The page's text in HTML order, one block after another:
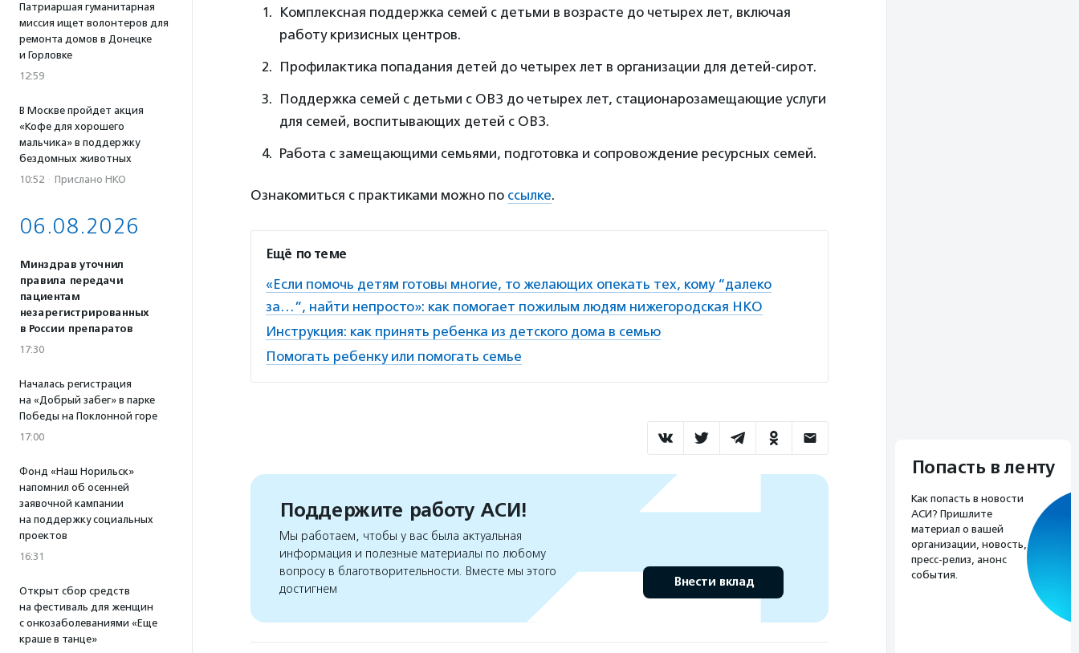
Патриаршая гуманитарная
миссия ищет волонтеров для
ремонта домов в Донецке
и Горловке
12:59
В Москве пройдет акция
«Кофе для хорошего
мальчика» в поддержку
бездомных животных
10:52 · Прислано НКО
06.08.2026
Минздрав уточнил
правила передачи
пациентам
незарегистрированных
в России препаратов
17:30
Началась регистрация
на «Добрый забег» в парке
Победы на Поклонной горе
17:00
Фонд «Наш Норильск»
напомнил об осенней
заявочной кампании
на поддержку социальных
проектов
16:31
Открыт сбор средств
на фестиваль для женщин
с онкозаболеваниями «Еще
краше в танце»
Комплексная поддержка семей с детьми в возрасте до четырех лет, включая
работу кризисных центров.
Профилактика попадания детей до четырех лет в организации для детей-сирот.
Поддержка семей с детьми с ОВЗ до четырех лет, стационарозамещающие услуги
для семей, воспитывающих детей с ОВЗ.
Работа с замещающими семьями, подготовка и сопровождение ресурсных семей.
Ознакомиться с практиками можно по ссылке.
Ещё по теме
«Если помочь детям готовы многие, то желающих опекать тех, кому “далеко
за…”, найти непросто»: как помогает пожилым людям нижегородская НКО
Инструкция: как принять ребенка из детского дома в семью
Помогать ребенку или помогать семье
Поддержите работу АСИ!
Мы работаем, чтобы у вас была актуальная
информация и полезные материалы по любому
вопросу в благотворительности. Вместе мы этого
достигнем
Внести вклад
Попасть в ленту
Как попасть в новости
АСИ? Пришлите
материал о вашей
организации, новость,
пресс-релиз, анонс
события.